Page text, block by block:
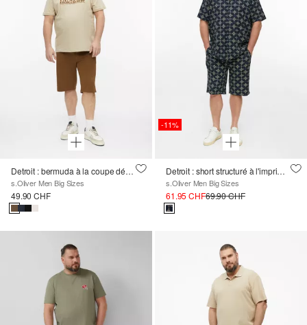
Detroit : bermuda à la coupe décontractée
s.Oliver Men Big Sizes
49.90 CHF
-11%
Detroit : short structuré à l'imprimé all-over
s.Oliver Men Big Sizes
61.95 CHF69.90 CHF